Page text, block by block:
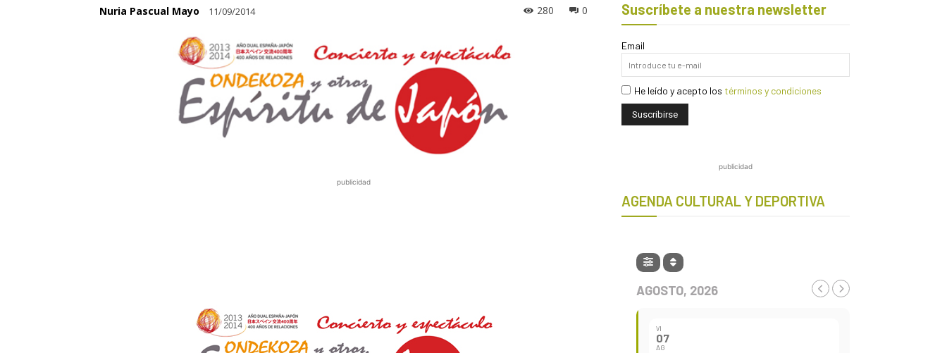
Nuria Pascual Mayo 11/09/2014 0
280
publicidad
Suscríbete a nuestra newsletter
Email
He leído y acepto los términos y condiciones
publicidad
AGENDA CULTURAL Y DEPORTIVA
AGOSTO, 2026
VI
07
AG